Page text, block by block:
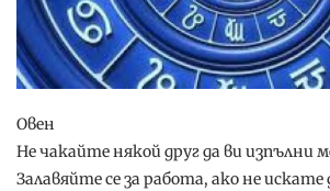
Овен
Не чакайте някой друг да ви изпълни
Залавяйте се за работа, ако не искате